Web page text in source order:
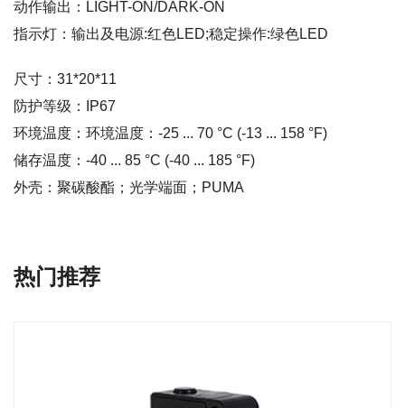
动作输出：LIGHT-ON/DARK-ON
指示灯：输出及电源:红色LED;稳定操作:绿色LED
尺寸：31*20*11
防护等级：IP67
环境温度：环境温度：-25 ... 70 °C (-13 ... 158 °F)
储存温度：-40 ... 85 °C (-40 ... 185 °F)
外壳：聚碳酸酯；光学端面；PUMA
热门推荐